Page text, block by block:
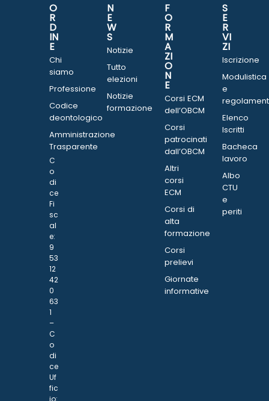
O
R
D
IN
E
Chi
siamo
Professione
Codice
deontologico
Amministrazione
Trasparente
C
o
di
ce
Fi
sc
al
e:
9
53
12
42
0
63
1
–
C
o
di
ce
Uf
fic
io:
N
E
W
S
Notizie
Tutto
elezioni
Notizie
formazione
F
O
R
M
A
ZI
O
N
E
Corsi ECM
dell’OBCM
Corsi
patrocinati
dall’OBCM
Altri
corsi
ECM
Corsi di
alta
formazione
Corsi
prelievi
Giornate
informative
S
E
R
VI
ZI
Iscrizione
Modulistica
e
Elenco
Iscritti
Bacheca
lavoro
Albo
CTU
e
periti